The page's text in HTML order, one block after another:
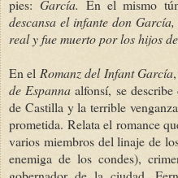
pies: García. En el mismo
descansa el infante don
real y fue muerto por los hijos
En el Romanz del Infant García
de Espanna alfonsí, se
de Castilla y la terrible
prometida. Relata el romance
varios miembros del linaje de
enemiga de los condes),